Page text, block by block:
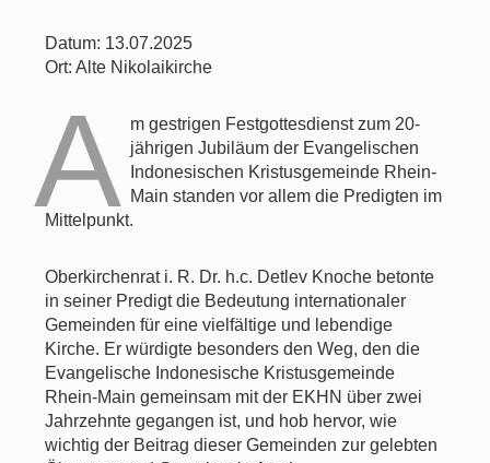
Datum: 13.07.2025
Ort: Alte Nikolaikirche
A m gestrigen Festgottesdienst zum 20-
jährigen Jubiläum der Evangelischen
Indonesischen Kristusgemeinde Rhein-
Main standen vor allem die Predigten im
Mittelpunkt.
Oberkirchenrat i. R. Dr. h.c. Detlev Knoche betonte
in seiner Predigt die Bedeutung internationaler
Gemeinden für eine vielfältige und lebendige
Kirche. Er würdigte besonders den Weg, den die
Evangelische Indonesische Kristusgemeinde
Rhein-Main gemeinsam mit der EKHN über zwei
Jahrzehnte gegangen ist, und hob hervor, wie
wichtig der Beitrag dieser Gemeinden zur gelebten